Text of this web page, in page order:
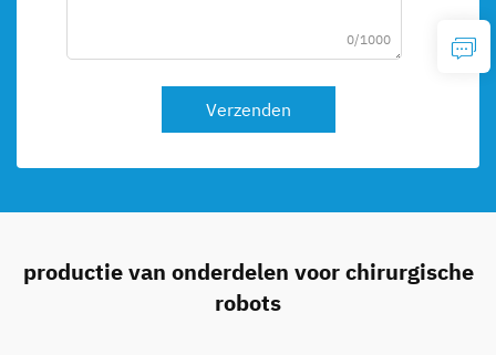
0/1000
Verzenden
productie van onderdelen voor chirurgische
robots